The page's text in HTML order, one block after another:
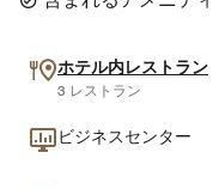
ホテル内レストラン
3 レストラン
ビジネスセンター